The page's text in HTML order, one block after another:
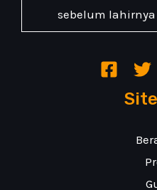
sebelum